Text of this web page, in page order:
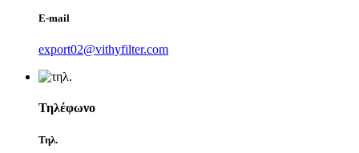
E-mail
export02@vithyfilter.com
Τηλέφωνο
Τηλ.